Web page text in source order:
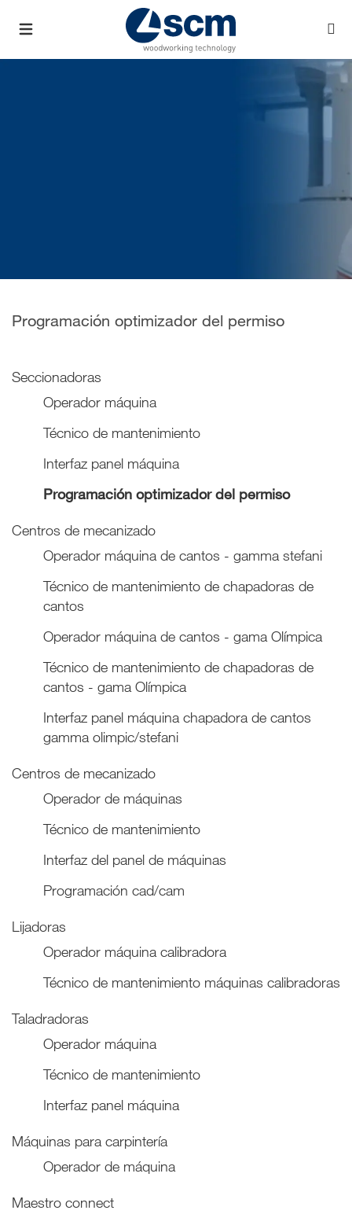
Programación optimizador del permiso
Seccionadoras
Operador máquina
Técnico de mantenimiento
Interfaz panel máquina
Programación optimizador del permiso
Centros de mecanizado
Operador máquina de cantos - gamma stefani
Técnico de mantenimiento de chapadoras de
cantos
Operador máquina de cantos - gama Olímpica
Técnico de mantenimiento de chapadoras de
cantos - gama Olímpica
Interfaz panel máquina chapadora de cantos
gamma olimpic/stefani
Centros de mecanizado
Operador de máquinas
Técnico de mantenimiento
Interfaz del panel de máquinas
Programación cad/cam
Lijadoras
Operador máquina calibradora
Técnico de mantenimiento máquinas calibradoras
Taladradoras
Operador máquina
Técnico de mantenimiento
Interfaz panel máquina
Máquinas para carpintería
Operador de máquina
Maestro connect